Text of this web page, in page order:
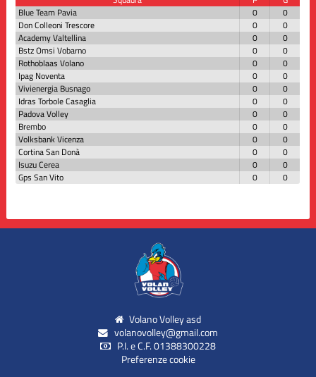
Blue Team Pavia
0
0
Don Colleoni Trescore
0
0
Academy Valtellina
0
0
Bstz Omsi Vobarno
0
0
Rothoblaas Volano
0
0
Ipag Noventa
0
0
Vivienergia Busnago
0
0
Idras Torbole Casaglia
0
0
Padova Volley
0
0
Brembo
0
0
Volksbank Vicenza
0
0
Cortina San Donà
0
0
Isuzu Cerea
0
0
Gps San Vito
0 0
Volano Volley asd
volanovolley@gmail.com
P.I. e C.F. 01388300228
Preferenze cookie